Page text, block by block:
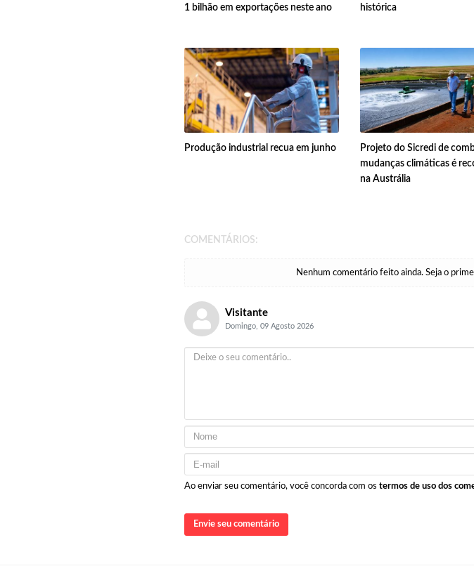
1 bilhão em exportações neste ano
histórica
Produção industrial recua em junho
Projeto do Sicredi de
mudanças climáticas é
na Austrália
COMENTÁRIOS:
Nenhum comentário feito ainda. Seja o
Visitante
Domingo, 09 Agosto 2026
Ao enviar seu comentário, você concorda com os termos de uso dos
Envie seu comentário